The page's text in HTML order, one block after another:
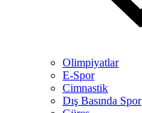
Olimpiyatlar
E-Spor
Cimnastik
Dış Basında Spor